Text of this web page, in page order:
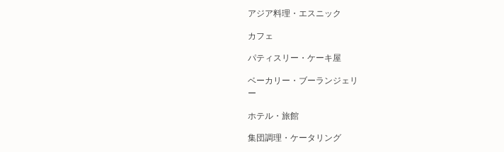
アジア料理・エスニック
カフェ
パティスリー・ケーキ屋
ベーカリー・ブーランジェリ
ー
ホテル・旅館
集団調理・ケータリング